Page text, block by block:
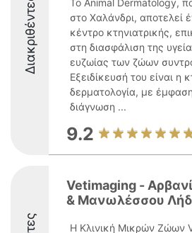
Διακριθέντες
Το Animal Dermatology,
στο Χαλάνδρι, αποτελεί
κέντρο κτηνιατρικής,
στη διασφάλιση της
ευζωίας των ζώων
Εξειδίκευσή του είναι η
δερματολογία, με
διάγνωση ...
9.2
Vetimaging -
& Μανωλέσσου
Η Κλινική Μικρών Ζώων